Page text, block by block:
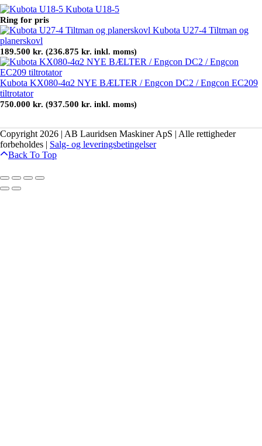
Kubota U18-5
Ring for pris
Kubota U27-4 Tiltman og
planerskovl
189.500 kr. (236.875 kr. inkl. moms)
Kubota KX080-4α2 NYE BÆLTER / Engcon DC2 / Engcon EC209
tiltrotator
750.000 kr. (937.500 kr. inkl. moms)
Copyright 2026 | AB Lauridsen Maskiner ApS | Alle rettigheder
forbeholdes | Salg- og leveringsbetingelser
Back To Top